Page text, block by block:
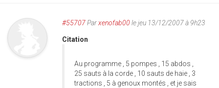
#55707Parxenofab00 le jeu 13/12/2007 à 9h23
Citation
Au programme , 5 pompes , 15 abdos ,
25 sauts à la corde , 10 sauts de haie , 3
tractions , 5 à genoux montés , et je sais